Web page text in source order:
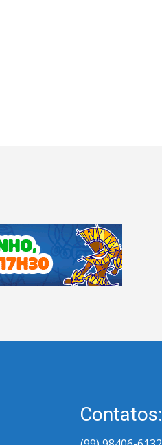
Contatos: